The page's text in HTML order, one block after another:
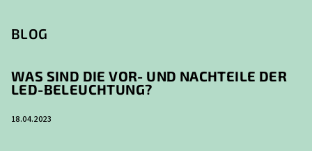
BLOG
WAS SIND DIE VOR- UND NACHTEILE DER
LED-BELEUCHTUNG?
18.04.2023